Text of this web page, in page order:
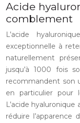
Acide
comblement
L’acide
exceptionnelle à
naturellement
jusqu’à 1000 fois
recommandent son
en particulier pour
L’acide hyaluronique
réduire